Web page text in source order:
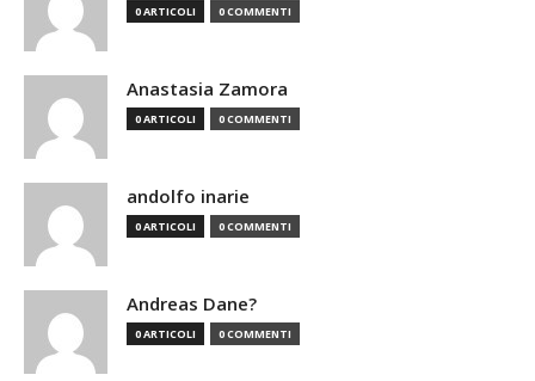
0 ARTICOLI 0 COMMENTI
Anastasia Zamora
0 ARTICOLI 0 COMMENTI
andolfo inarie
0 ARTICOLI 0 COMMENTI
Andreas Dane?
0 ARTICOLI 0 COMMENTI